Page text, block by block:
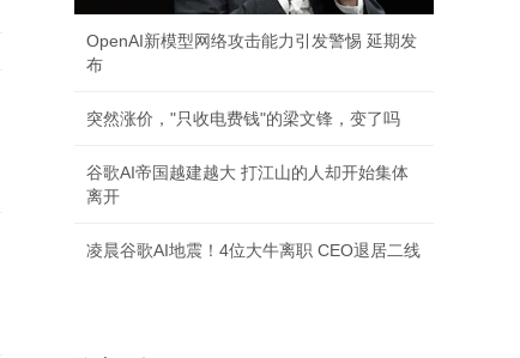
OpenAI新模型网络攻击能力引发警惕 延期发
布
突然涨价，"只收电费钱"的梁文锋，变了吗
谷歌AI帝国越建越大 打江山的人却开始集体
离开
凌晨谷歌AI地震！4位大牛离职 CEO退居二线